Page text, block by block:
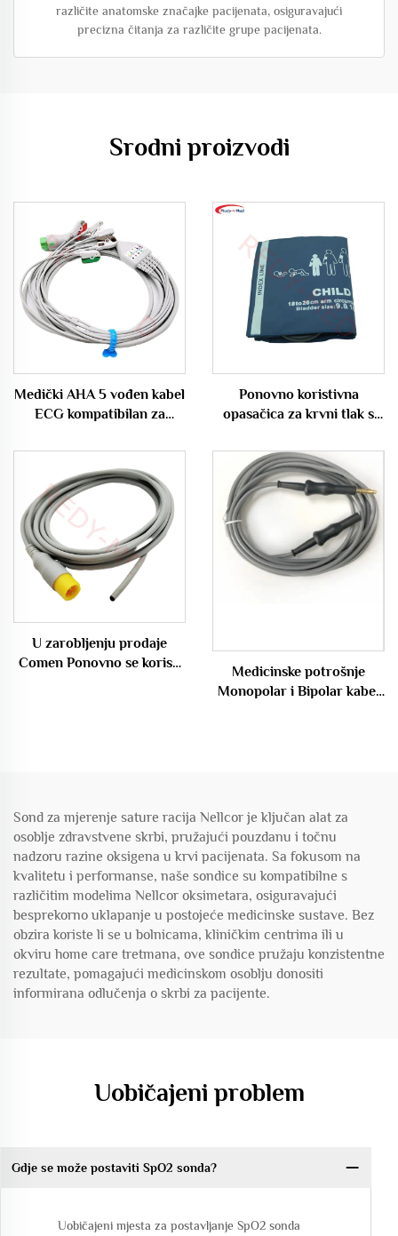
različite anatomske značajke pacijenata, osiguravajući
precizna čitanja za različite grupe pacijenata.
Srodni proizvodi
Medički AHA 5 vođen kabel
ECG kompatibilan za
Ponovno koristivna
opasačica za krvni tlak s
obim ruke 25-35cm, REDY-
MED
U zarobljenju prodaje
Comen Ponovno se koristi
Medicinske potrošnje
Monopolar i Bipolar kabel
Sond za mjerenje sature racija Nellcor je ključan alat za
osoblje zdravstvene skrbi, pružajući pouzdanu i točnu
nadzoru razine oksigena u krvi pacijenata. Sa fokusom na
kvalitetu i performanse, naše sondice su kompatibilne s
različitim modelima Nellcor oksimetara, osiguravajući
besprekorno uklapanje u postojeće medicinske sustave. Bez
obzira koriste li se u bolnicama, kliničkim centrima ili u
okviru home care tretmana, ove sondice pružaju konzistentne
rezultate, pomagajući medicinskom osoblju donositi
informirana odlučenja o skrbi za pacijente.
Uobičajeni problem
Gdje se može postaviti SpO2 sonda?
Uobičajeni mjesta za postavljanje SpO2 sonda